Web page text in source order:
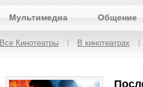
Мультимедиа Общение
Все Кинотеатры В кинотеатрах